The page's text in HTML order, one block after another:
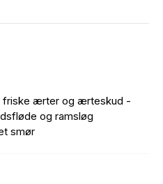
friske ærter og ærteskud -
og ramsløg
smør